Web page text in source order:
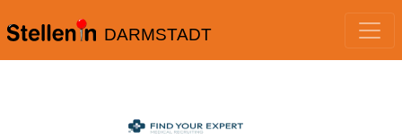
DARMSTADT